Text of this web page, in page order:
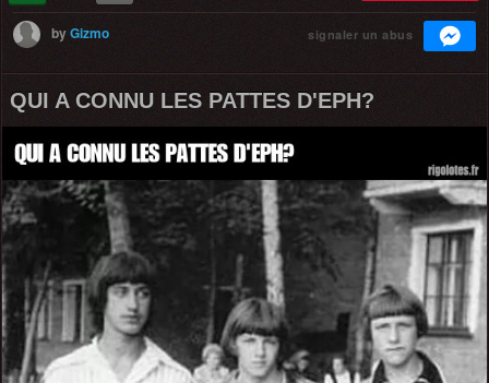
byGizmo signaler un abus
QUI A CONNU LES PATTES D'EPH?